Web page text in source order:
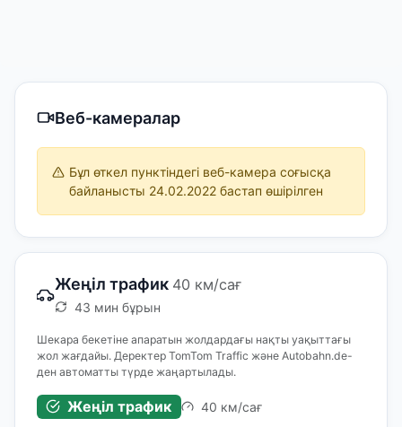
Веб-камералар
Бұл өткел пунктіндегі веб-камера соғысқа
байланысты 24.02.2022 бастап өшірілген
Жеңіл трафик 40 км/сағ
43 мин бұрын
Шекара бекетіне апаратын жолдардағы нақты уақыттағы
жол жағдайы. Деректер TomTom Traffic және Autobahn.de-
ден автоматты түрде жаңартылады.
Жеңіл трафик 40 км/сағ